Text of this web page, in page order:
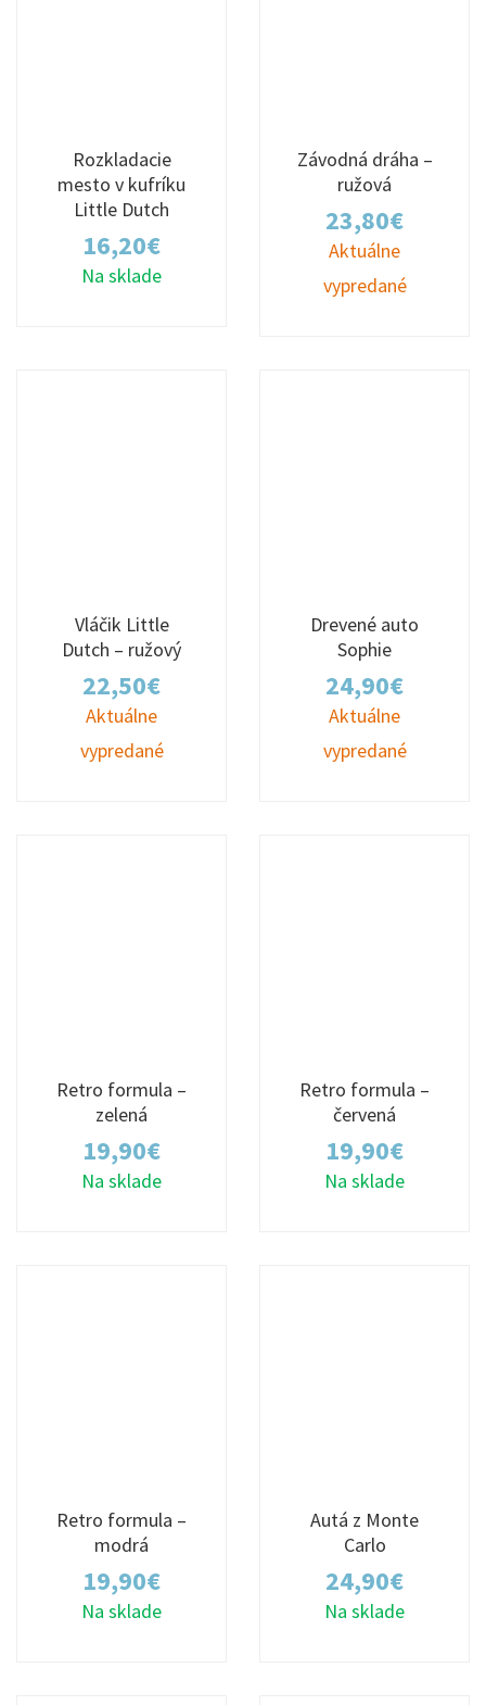
Rozkladacie
mesto v kufríku
Little Dutch
16,20€
Na sklade
Závodná dráha –
ružová
23,80€
Aktuálne
vypredané
Vláčik Little
Dutch – ružový
22,50€
Aktuálne
vypredané
Drevené auto
Sophie
24,90€
Aktuálne
vypredané
Retro formula –
zelená
19,90€
Na sklade
Retro formula –
červená
19,90€
Na sklade
Retro formula –
modrá
19,90€
Na sklade
Autá z Monte
Carlo
24,90€
Na sklade